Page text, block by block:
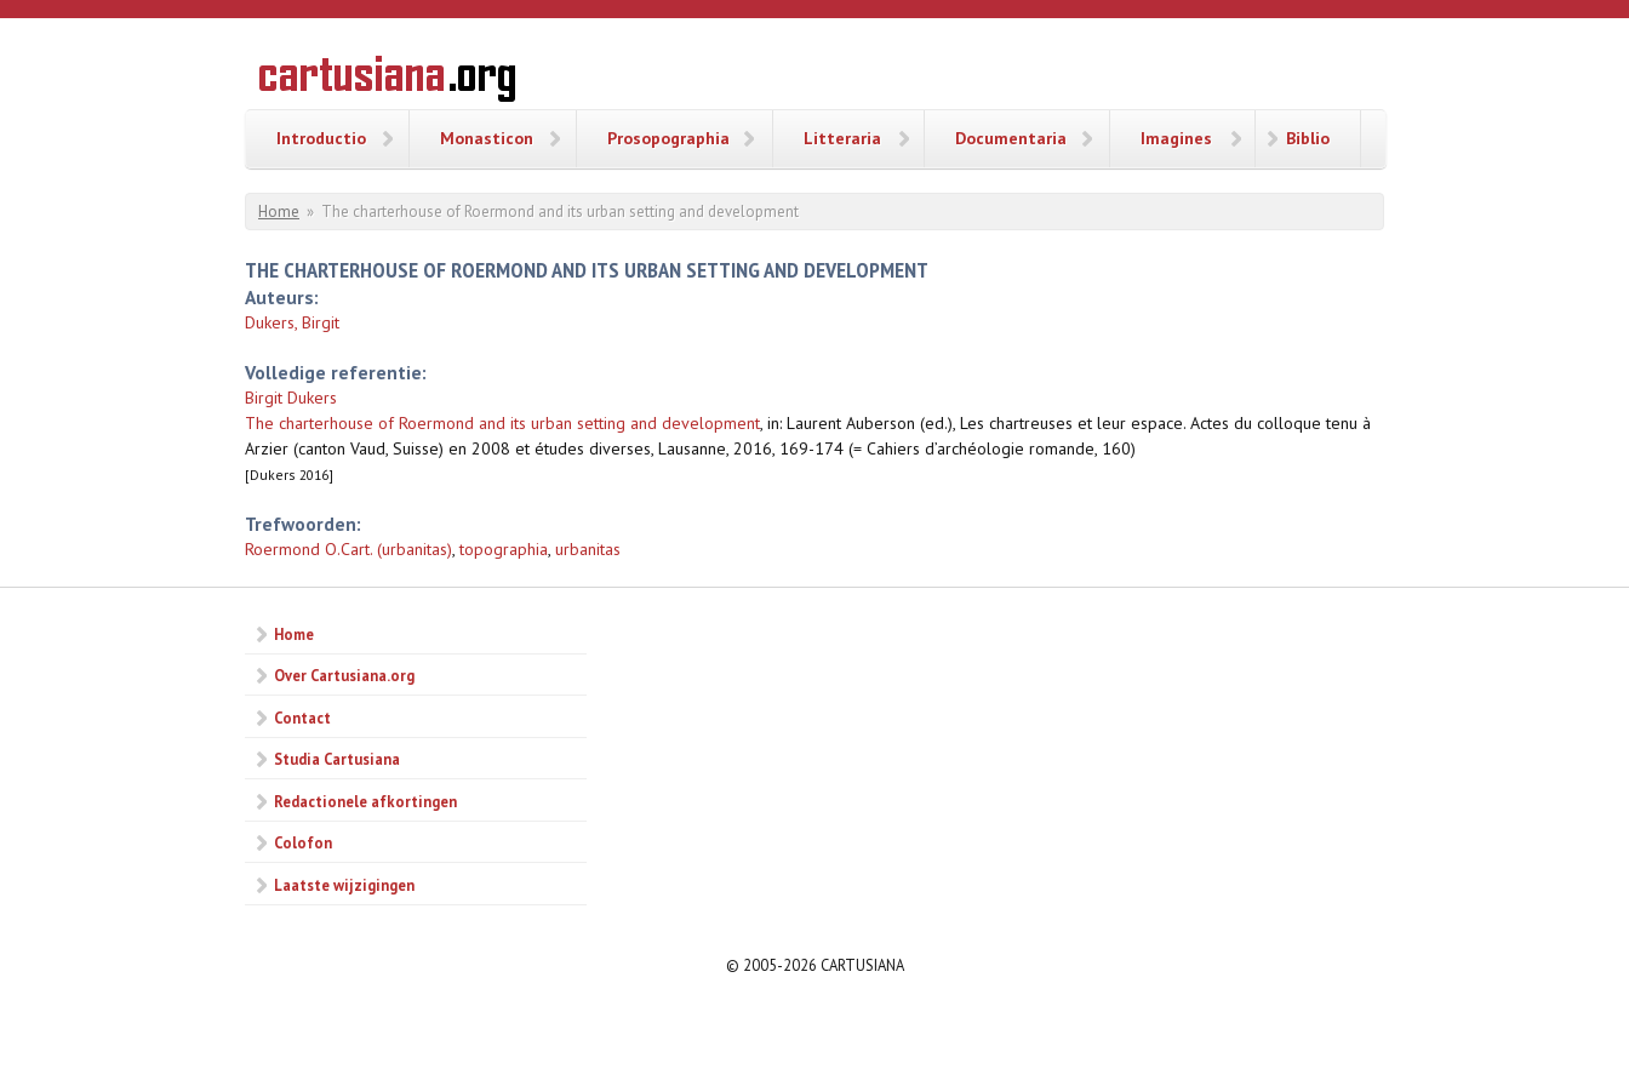
Overslaan en naar de inhoud gaan
CARTUSIANA
Geschiedenis
van de
Introductio Monasticon Prosopographia Litteraria Documentaria Imagines Biblio
U bent hier
Home » The charterhouse of Roermond and its urban setting and development
THE CHARTERHOUSE OF ROERMOND AND ITS URBAN SETTING AND DEVELOPMENT
Auteurs:
Dukers, Birgit
Volledige referentie:
Birgit Dukers
The charterhouse of Roermond and its urban setting and development, in: Laurent Auberson (ed.), Les chartreuses et leur espace. Actes du colloque tenu à
Arzier (canton Vaud, Suisse) en 2008 et études diverses, Lausanne, 2016, 169-174 (= Cahiers d’archéologie romande, 160)
[Dukers 2016]
Trefwoorden:
Roermond O.Cart. (urbanitas),topographia, urbanitas
Home
Over Cartusiana.org
Contact
Studia Cartusiana
Redactionele afkortingen
Colofon
Laatste wijzigingen
© 2005-2026 CARTUSIANA